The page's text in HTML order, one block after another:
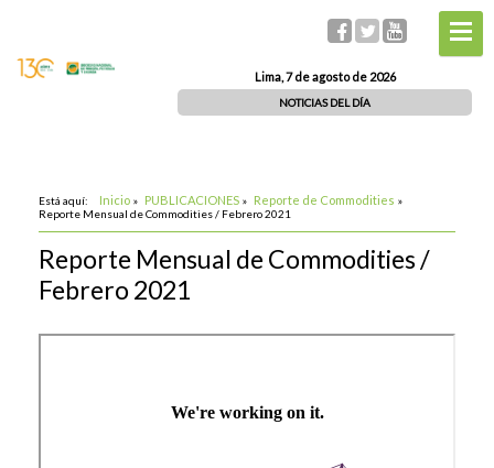
Lima, 7 de agosto de 2026
NOTICIAS DEL DÍA
Está aquí: Inicio » PUBLICACIONES » Reporte de Commodities »
Reporte Mensual de Commodities / Febrero 2021
Reporte Mensual de Commodities /
Febrero 2021